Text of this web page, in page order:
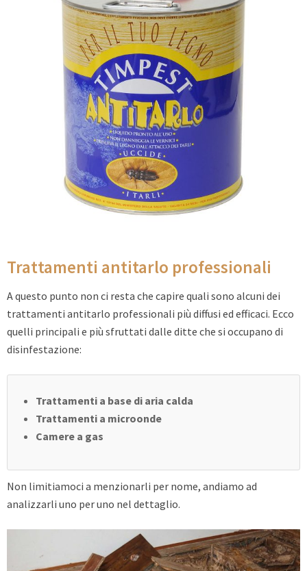
Trattamenti antitarlo professionali
A questo punto non ci resta che capire quali sono alcuni dei
trattamenti antitarlo professionali più diffusi ed efficaci. Ecco
quelli principali e più sfruttati dalle ditte che si occupano di
disinfestazione:
Trattamenti a base di aria calda
Trattamenti a microonde
Camere a gas
Non limitiamoci a menzionarli per nome, andiamo ad
analizzarli uno per uno nel dettaglio.